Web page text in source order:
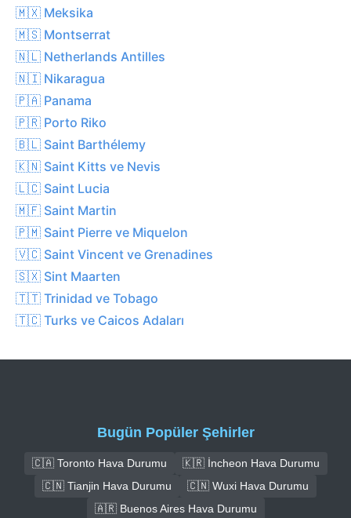
🇲🇽 Meksika
🇲🇸 Montserrat
🇳🇱 Netherlands Antilles
🇳🇮 Nikaragua
🇵🇦 Panama
🇵🇷 Porto Riko
🇧🇱 Saint Barthélemy
🇰🇳 Saint Kitts ve Nevis
🇱🇨 Saint Lucia
🇲🇫 Saint Martin
🇵🇲 Saint Pierre ve Miquelon
🇻🇨 Saint Vincent ve Grenadines
🇸🇽 Sint Maarten
🇹🇹 Trinidad ve Tobago
🇹🇨 Turks ve Caicos Adaları
Bugün Popüler Şehirler
🇨🇦 Toronto Hava Durumu
🇰🇷 İncheon Hava Durumu
🇨🇳 Tianjin Hava Durumu
🇨🇳 Wuxi Hava Durumu
🇦🇷 Buenos Aires Hava Durumu